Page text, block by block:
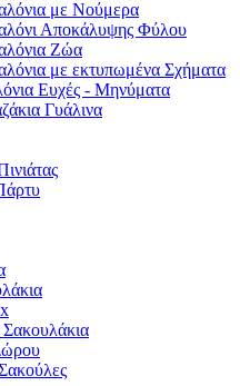
με Νούμερα
Αποκάλυψης Φύλου
Ζώα
με εκτυπωμένα Σχήματα
Ευχές - Μηνύματα
Γυάλινα